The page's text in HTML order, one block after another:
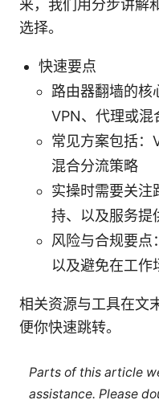
来，我们用分步讲解
选择。
快速要点
路由器翻墙的核
VPN、代理或混
常见方案包括：
混合分流策略
实操时需要关注
持、以及服务提
风险与合规要点
以及避免在工作
相关资源与工具在文
便你快速跳转。
Parts of this article
assistance. Please